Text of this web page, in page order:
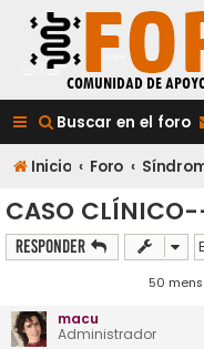
Buscar en el foro
Inicio Foro
CASO
Responder
50
macu
Administrador